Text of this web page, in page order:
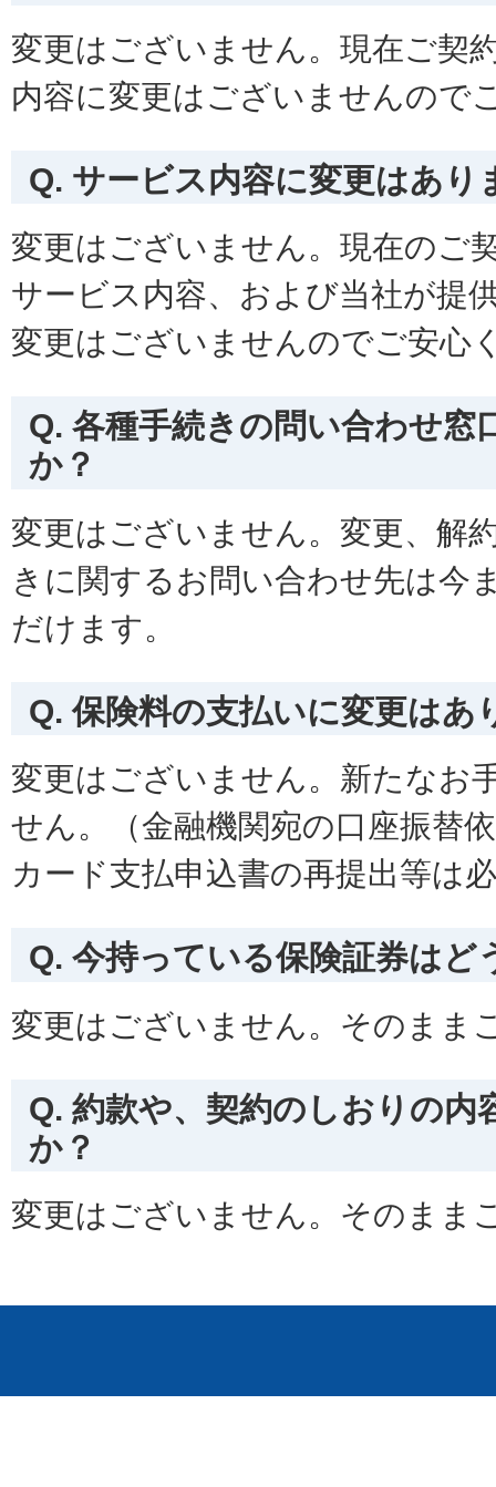
変更はございません。現在ご契
内容に変更はございませんので
Q. サービス内容に変更はあり
変更はございません。現在のご
サービス内容、および当社が提
変更はございませんのでご安心
Q. 各種手続きの問い合わせ窓
か？
変更はございません。変更、解
きに関するお問い合わせ先は今
だけます。
Q. 保険料の支払いに変更はあ
変更はございません。新たなお
せん。（金融機関宛の口座振替
カード支払申込書の再提出等は
Q. 今持っている保険証券はど
変更はございません。そのまま
Q. 約款や、契約のしおりの内
か？
変更はございません。そのまま